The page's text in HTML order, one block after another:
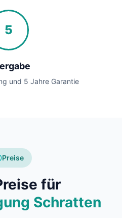
5
und 5 Jahre Garantie
Preise
für
Schratten